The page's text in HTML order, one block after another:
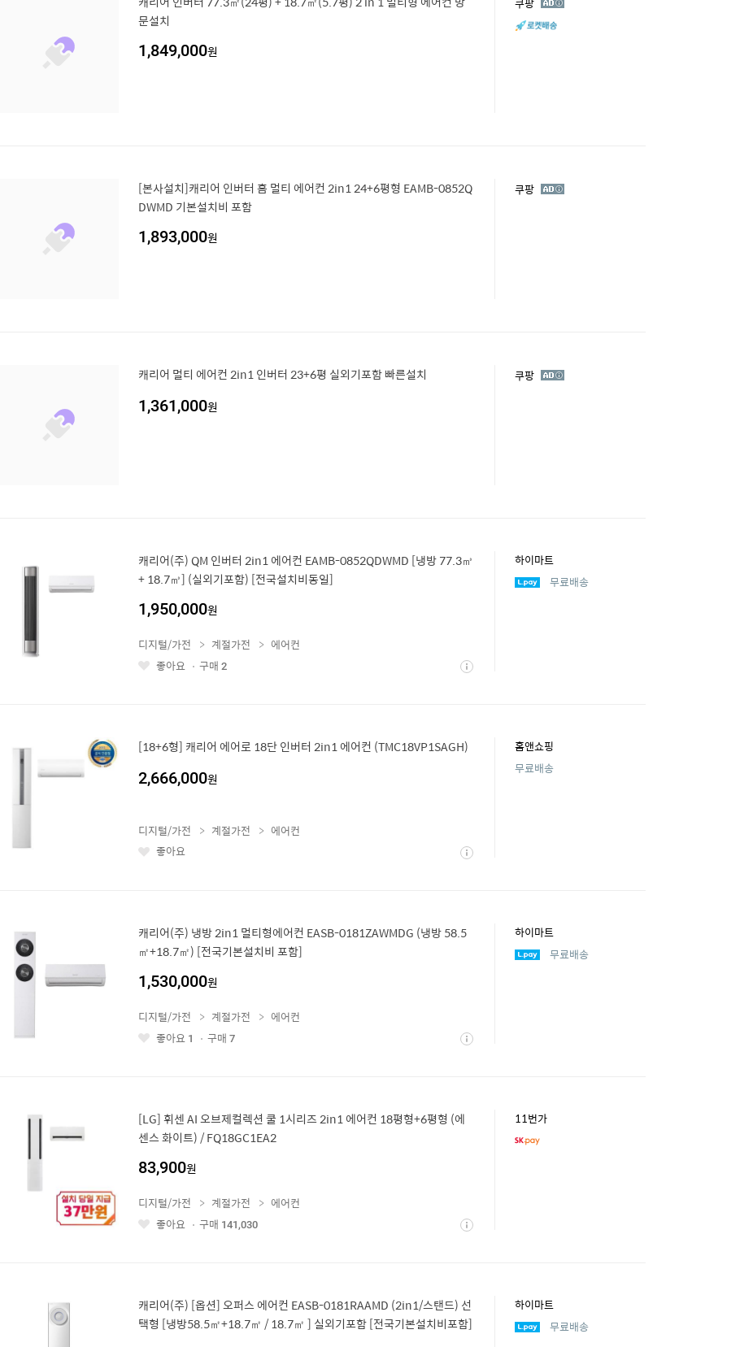
문설치
1,849,000원
고
[본사설치]캐리어 인버터 홈 멀티 에어컨 2in1 24+6평형 EAMB-0852Q
DWMD 기본설치비 포함
1,893,000원
쿠팡 광
캐리어 멀티 에어컨 2in1 인버터 23+6평 실외기포함 빠른설치
1,361,000원
쿠팡 광
캐리어(주) QM 인버터 2in1 에어컨 EAMB-0852QDWMD [냉방 77.3㎥
+ 18.7㎥] (실외기포함) [전국설치비동일]
1,950,000원
하이마트
무료배송
좋 상
디지털/가전 계절가전
에어컨
좋아요
구매 2
[18+6형] 캐리어 에어로 18단 인버터 2in1 에어컨 (TMC18VP1SAGH)
2,666,000원
홈앤쇼핑
무료배송
좋 상
디지털/가전 계절가전
에어컨
좋아요
캐리어(주) 냉방 2in1 멀티형에어컨 EASB-0181ZAWMDG (냉방 58.5
㎡+18.7㎡) [전국기본설치비 포함]
1,530,000원
하이마트
무료배송
좋 상
디지털/가전 계절가전
에어컨
좋아요 1 구매 7
[LG] 휘센 AI 오브제컬렉션 쿨 1시리즈 2in1 에어컨 18평형+6평형 (에
센스 화이트) / FQ18GC1EA2
83,900원
11번가
좋 상
디지털/가전 계절가전
에어컨
좋아요
구매 141,030
캐리어(주) [옵션] 오퍼스 에어컨 EASB-0181RAAMD (2in1/스탠드) 선
택형 [냉방58.5㎡+18.7㎡ / 18.7㎡ ] 실외기포함 [전국기본설치비포함]
하이마트
무료배송